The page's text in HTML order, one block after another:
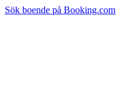
Sök boende på Booking.com